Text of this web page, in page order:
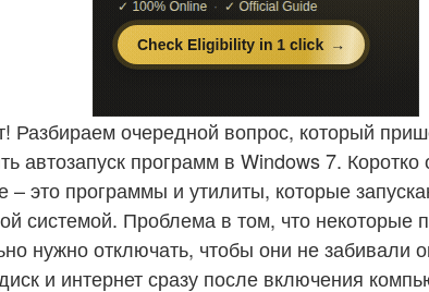
Разбираем очередной вопрос, который
автозапуск программ в Windows 7. Коротко
– это программы и утилиты, которые
системой. Проблема в том, что некоторые
нужно отключать, чтобы они не забивали
и интернет сразу после включения